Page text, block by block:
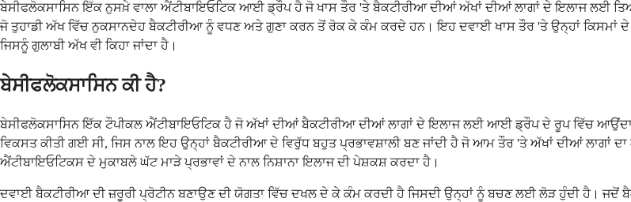
ਬੇਸੀਫਲੋਕਸਾਸਿਨ ਇੱਕ ਨੁਸਖ਼ੇ ਵਾਲਾ ਐਂਟੀਬਾਇਓਟਿਕ ਆਈ ਡ੍ਰੌਪ ਹੈ ਜੋ ਖਾਸ ਤੌਰ 'ਤੇ ਬੈਕਟੀਰੀਆ ਦੀਆਂ ਅੱਖਾਂ ਦੀਆਂ ਲਾਗਾਂ ਦੇ ਇਲਾਜ
ਜੋ ਤੁਹਾਡੀ ਅੱਖ ਵਿੱਚ ਨੁਕਸਾਨਦੇਹ ਬੈਕਟੀਰੀਆ ਨੂੰ ਵਧਣ ਅਤੇ ਗੁਣਾ ਕਰਨ ਤੋਂ ਰੋਕ ਕੇ ਕੰਮ ਕਰਦੇ ਹਨ। ਇਹ ਦਵਾਈ ਖਾਸ ਤੌਰ 'ਤੇ ਉਨ੍ਹਾਂ ਕਿਸਮਾਂ
ਜਿਸਨੂੰ ਗੁਲਾਬੀ ਅੱਖ ਵੀ ਕਿਹਾ ਜਾਂਦਾ ਹੈ।
ਬੇਸੀਫਲੋਕਸਾਸਿਨ ਕੀ ਹੈ?
ਬੇਸੀਫਲੋਕਸਾਸਿਨ ਇੱਕ ਟੌਪੀਕਲ ਐਂਟੀਬਾਇਓਟਿਕ ਹੈ ਜੋ ਅੱਖਾਂ ਦੀਆਂ ਬੈਕਟੀਰੀਆ ਦੀਆਂ ਲਾਗਾਂ ਦੇ ਇਲਾਜ ਲਈ ਆਈ ਡ੍ਰੌਪ ਦੇ ਰੂਪ ਵਿੱਚ
ਵਿਕਸਤ ਕੀਤੀ ਗਈ ਸੀ, ਜਿਸ ਨਾਲ ਇਹ ਉਨ੍ਹਾਂ ਬੈਕਟੀਰੀਆ ਦੇ ਵਿਰੁੱਧ ਬਹੁਤ ਪ੍ਰਭਾਵਸ਼ਾਲੀ ਬਣ ਜਾਂਦੀ ਹੈ ਜੋ ਆਮ ਤੌਰ 'ਤੇ ਅੱਖਾਂ ਦੀਆਂ ਲਾਗਾਂ
ਐਂਟੀਬਾਇਓਟਿਕਸ ਦੇ ਮੁਕਾਬਲੇ ਘੱਟ ਮਾੜੇ ਪ੍ਰਭਾਵਾਂ ਦੇ ਨਾਲ ਨਿਸ਼ਾਨਾ ਇਲਾਜ ਦੀ ਪੇਸ਼ਕਸ਼ ਕਰਦਾ ਹੈ।
ਦਵਾਈ ਬੈਕਟੀਰੀਆ ਦੀ ਜ਼ਰੂਰੀ ਪ੍ਰੋਟੀਨ ਬਣਾਉਣ ਦੀ ਯੋਗਤਾ ਵਿੱਚ ਦਖਲ ਦੇ ਕੇ ਕੰਮ ਕਰਦੀ ਹੈ ਜਿਸਦੀ ਉਨ੍ਹਾਂ ਨੂੰ ਬਚਣ ਲਈ ਲੋੜ ਹੁੰਦੀ ਹੈ। ਜਦੋਂ